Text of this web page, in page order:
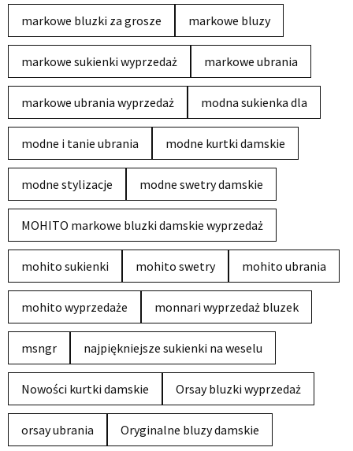
markowe bluzki za grosze markowe bluzy
markowe sukienki wyprzedaż markowe ubrania
markowe ubrania wyprzedaż modna sukienka dla
modne i tanie ubrania modne kurtki damskie
modne stylizacje modne swetry damskie
MOHITO markowe bluzki damskie wyprzedaż
mohito sukienki mohito swetry mohito ubrania
mohito wyprzedaże monnari wyprzedaż bluzek
msngr najpiękniejsze sukienki na weselu
Nowości kurtki damskie Orsay bluzki wyprzedaż
orsay ubrania Oryginalne bluzy damskie